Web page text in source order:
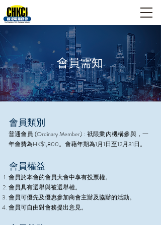
會員需知
會員類別
普通會員 (Ordinary Member) : 祇限業內機構參與，一
年會費為HK$1,800。會藉年期為1月1日至12月31日。
會員權益
會員於本會的會員大會中享有投票權。
會員具有選舉與被選舉權。
會員可優先及優惠參加商會主辦及協辦的活動。
會員可自由對會務提出意見。